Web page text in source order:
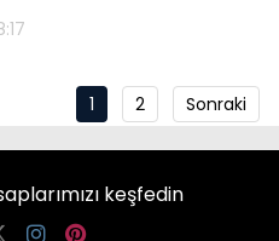
1 2 Sonraki
keşfedin